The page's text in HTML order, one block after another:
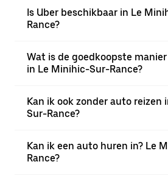
Is Uber beschikbaar in Le
Rance?
Wat is de goedkoopste
in Le Minihic-Sur-Rance?
Kan ik ook zonder auto reizen
Sur-Rance?
Kan ik een auto huren in? Le
Rance?